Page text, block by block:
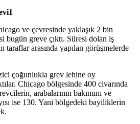
ve çevresinde yaklaşık 2 bin
bugün greve çıktı. Süresi dolan iş
taraflar arasında yapılan görüşmelerde
çoğunlukla grev lehine oy
Chicago bölgesinde 400 civarında
arabalarının bakımını ve
ise 130. Yani bölgedeki bayiliklerin